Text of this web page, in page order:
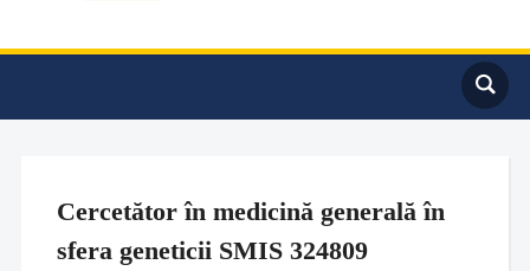
Cercetător în medicină generală în
sfera geneticii SMIS 324809